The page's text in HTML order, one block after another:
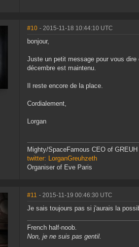
#10 - 2015-11-18 10:44:10 UTC
bonjour,
Juste un petit message pour vous
décembre est maintenu.
Il reste encore de la place.
Cordialement,
Lorgan
Mighty/SpaceFamous CEO of
twitter: LorganGreuhzeth
Organiser of Eve Paris
#11 - 2015-11-19 00:46:30 UTC
Je sais toujours pas si j'aurais la
French half-noob.
Non, je ne suis pas gentil.